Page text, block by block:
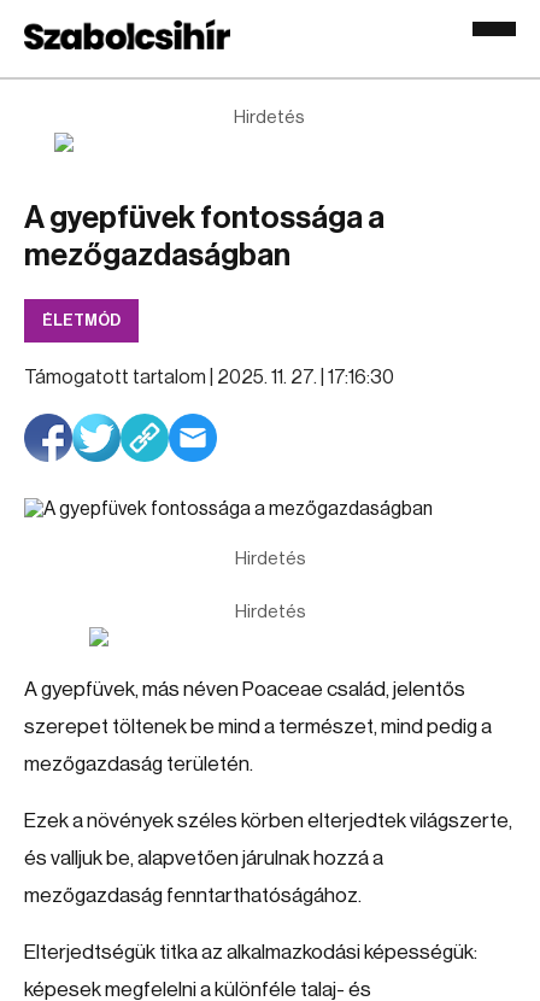
Hirdetés
A gyepfüvek fontossága a
mezőgazdaságban
ÉLETMÓD
Támogatott tartalom | 2025. 11. 27. | 17:16:30
Hirdetés
Hirdetés
A gyepfüvek, más néven Poaceae család, jelentős
szerepet töltenek be mind a természet, mind pedig a
mezőgazdaság területén.
Ezek a növények széles körben elterjedtek világszerte,
és valljuk be, alapvetően járulnak hozzá a
mezőgazdaság fenntarthatóságához.
Elterjedtségük titka az alkalmazkodási képességük:
képesek megfelelni a különféle talaj- és